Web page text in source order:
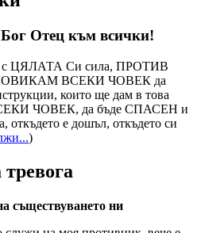
Отец към всички!
с ЦЯЛАТА Си сила, ПРОТИВ
ПОВИКАМ ВСЕКИ ЧОВЕК да
които ще дам в това
ЧОВЕК, да бъде СПАСЕН и
откъдето е дошъл, откъдето си
)
съществуването ни